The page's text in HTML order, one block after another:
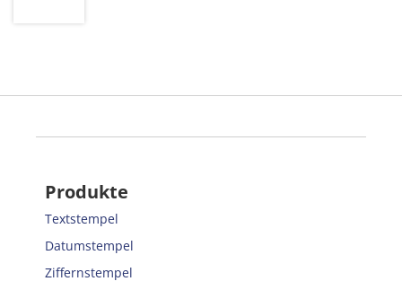
Produkte
Textstempel
Datumstempel
Ziffernstempel